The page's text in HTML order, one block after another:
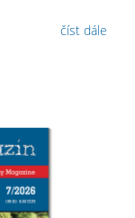
číst dále